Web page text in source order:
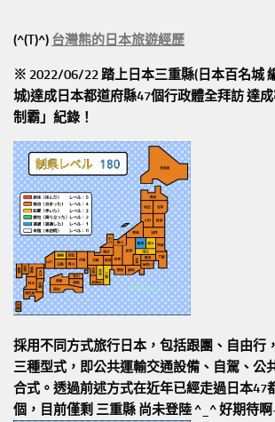
(^(T)^) 台灣熊的日本旅遊經歷
※ 2022/06/22 踏上日本三重縣(日本百名城
城)達成日本都道府縣47個行政體全拜訪達
制霸」紀錄！
採用不同方式旅行日本，包括跟團、自由行
三種型式，即公共運輸交通設備、自駕、公
合式。透過前述方式在近年已經走過日本47
個，目前僅剩 三重縣 尚未登陸 ^_^ 好期待啊